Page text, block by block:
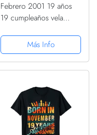
Febrero 2001 19 años
19 cumpleaños vela
regalos Sudadera
Más Info